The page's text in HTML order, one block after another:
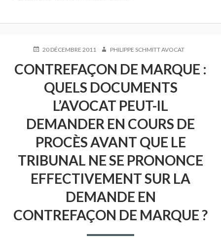
PUBLIÉ20 DÉCEMBRE 2011 AUTEURPHILIPPE SCHMITT AVOCAT
CONTREFAÇON DE MARQUE :
QUELS DOCUMENTS
L’AVOCAT PEUT-IL
DEMANDER EN COURS DE
PROCÈS AVANT QUE LE
TRIBUNAL NE SE PRONONCE
EFFECTIVEMENT SUR LA
DEMANDE EN
CONTREFAÇON DE MARQUE ?